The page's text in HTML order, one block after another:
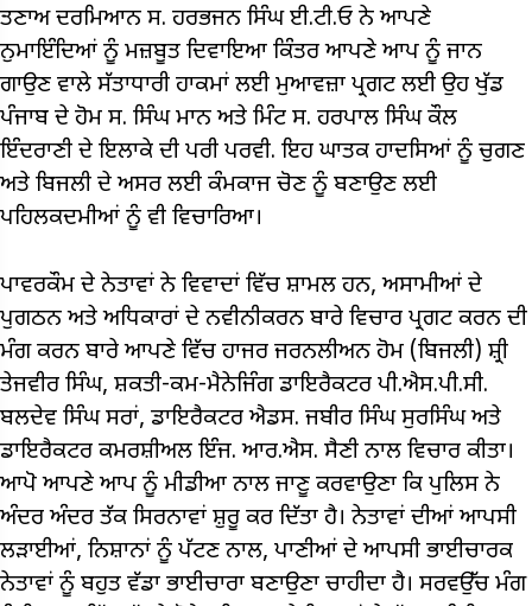
ਤਣਾਅ ਦਰਮਿਆਨ ਸ. ਹਰਭਜਨ ਸਿੰਘ ਈ.ਟੀ.ਓ ਨੇ ਆਪਣੇ
ਨੁਮਾਇੰਦਿਆਂ ਨੂੰ ਮਜ਼ਬੂਤ ​​ਦਿਵਾਇਆ ਕਿੰਤਰ ਆਪਣੇ ਆਪ ਨੂੰ ਜਾਨ
ਗਾਉਣ ਵਾਲੇ ਸੱਤਾਧਾਰੀ ਹਾਕਮਾਂ ਲਈ ਮੁਆਵਜ਼ਾ ਪ੍ਰਗਟ ਲਈ ਉਹ ਖੁੱਡ
ਪੰਜਾਬ ਦੇ ਹੋਮ ਸ. ਸਿੰਘ ਮਾਨ ਅਤੇ ਮਿੰਟ ਸ. ਹਰਪਾਲ ਸਿੰਘ ਕੌਲ
ਇੰਦਰਾਣੀ ਦੇ ਇਲਾਕੇ ਦੀ ਪਰੀ ਪਰਵੀ. ਇਹ ਘਾਤਕ ਹਾਦਸਿਆਂ ਨੂੰ ਚੁਗਣ
ਅਤੇ ਬਿਜਲੀ ਦੇ ਅਸਰ ਲਈ ਕੰਮਕਾਜ ਚੋਣ ਨੂੰ ਬਣਾਉਣ ਲਈ
ਪਹਿਲਕਦਮੀਆਂ ਨੂੰ ਵੀ ਵਿਚਾਰਿਆ।
ਪਾਵਰਕੌਮ ਦੇ ਨੇਤਾਵਾਂ ਨੇ ਵਿਵਾਦਾਂ ਵਿੱਚ ਸ਼ਾਮਲ ਹਨ, ਅਸਾਮੀਆਂ ਦੇ
ਪੁਗਠਨ ਅਤੇ ਅਧਿਕਾਰਾਂ ਦੇ ਨਵੀਨੀਕਰਨ ਬਾਰੇ ਵਿਚਾਰ ਪ੍ਰਗਟ ਕਰਨ ਦੀ
ਮੰਗ ਕਰਨ ਬਾਰੇ ਆਪਣੇ ਵਿੱਚ ਹਾਜਰ ਜਰਨਲੀਅਨ ਹੋਮ (ਬਿਜਲੀ) ਸ਼੍ਰੀ
ਤੇਜਵੀਰ ਸਿੰਘ, ਸ਼ਕਤੀ-ਕਮ-ਮੈਨੇਜਿੰਗ ਡਾਇਰੈਕਟਰ ਪੀ.ਐਸ.ਪੀ.ਸੀ.
ਬਲਦੇਵ ਸਿੰਘ ਸਰਾਂ, ਡਾਇਰੈਕਟਰ ਐਡਸ. ਜਬੀਰ ਸਿੰਘ ਸੁਰਸਿੰਘ ਅਤੇ
ਡਾਇਰੈਕਟਰ ਕਮਰਸ਼ੀਅਲ ਇੰਜ. ਆਰ.ਐਸ. ਸੈਣੀ ਨਾਲ ਵਿਚਾਰ ਕੀਤਾ।
ਆਪੋ ਆਪਣੇ ਆਪ ਨੂੰ ਮੀਡੀਆ ਨਾਲ ਜਾਣੂ ਕਰਵਾਉਣਾ ਕਿ ਪੁਲਿਸ ਨੇ
ਅੰਦਰ ਅੰਦਰ ਤੱਕ ਸਿਰਨਾਵਾਂ ਸ਼ੁਰੂ ਕਰ ਦਿੱਤਾ ਹੈ। ਨੇਤਾਵਾਂ ਦੀਆਂ ਆਪਸੀ
ਲੜਾਈਆਂ, ਨਿਸ਼ਾਨਾਂ ਨੂੰ ਪੱਟਣ ਨਾਲ, ਪਾਣੀਆਂ ਦੇ ਆਪਸੀ ਭਾਈਚਾਰਕ
ਨੇਤਾਵਾਂ ਨੂੰ ਬਹੁਤ ਵੱਡਾ ਭਾਈਚਾਰਾ ਬਣਾਉਣਾ ਚਾਹੀਦਾ ਹੈ। ਸਰਵਉੱਚ ਮੰਗ